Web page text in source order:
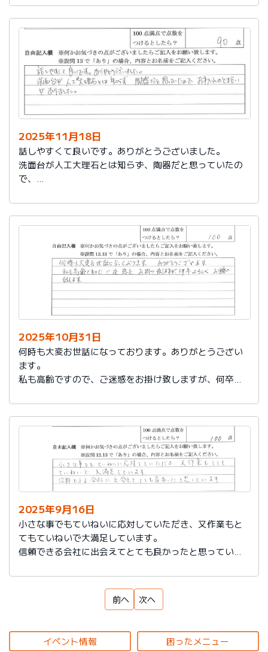
2025年11月18日
話しやすくて良いです。ありがとうございました。
洗面台が人工大理石とは知らず、陶器だと思っていたの
で、
2025年10月31日
何時も大変お世話になっております。ありがとうござい
ます。
私も高齢ですので、ご迷惑をお掛け致しますが、何卒よ
2025年9月16日
小さな事でもていねいに応対していただき、又作業もと
てもていねいで大満足しています。
信頼できる会社に出会えてとても良かったと思っていま
前へ 次へ
イベント情報 困ったメニュー